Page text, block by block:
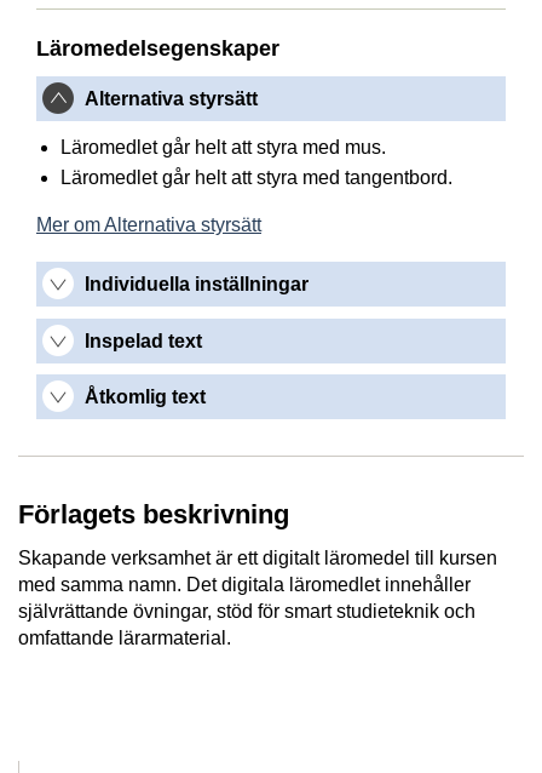
Läromedelsegenskaper
Alternativa styrsätt
Läromedlet går helt att styra med mus.
Läromedlet går helt att styra med tangentbord.
Mer om Alternativa styrsätt
Individuella inställningar
Inspelad text
Åtkomlig text
Förlagets beskrivning
Skapande verksamhet är ett digitalt läromedel till kursen
med samma namn. Det digitala läromedlet innehåller
självrättande övningar, stöd för smart studieteknik och
omfattande lärarmaterial.